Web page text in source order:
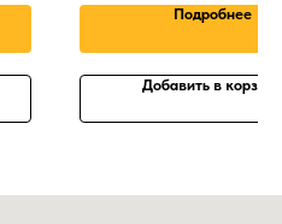
Подробнее
Добавить в корзину